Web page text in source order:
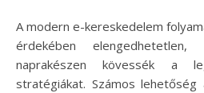
A modern e-kereskedelem folyamatosan fejlődik, és a siker
érdekében
naprakészen kövessék a
stratégiákat. Számos lehetőség